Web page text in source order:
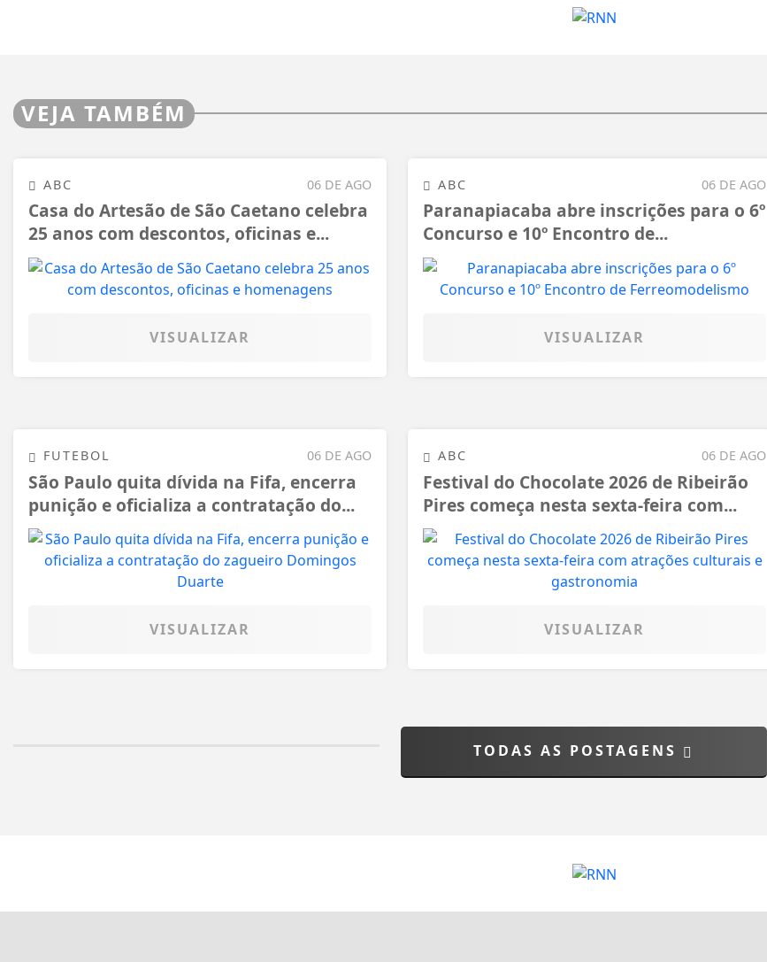
VEJA TAMBÉM
06 DE AGO
ABC
Casa do Artesão de São Caetano celebra
25 anos com descontos, oficinas e...
VISUALIZAR
06 DE AGO
ABC
Paranapiacaba abre inscrições para o 6º
Concurso e 10º Encontro de...
VISUALIZAR
06 DE AGO
FUTEBOL
São Paulo quita dívida na Fifa, encerra
punição e oficializa a contratação do...
VISUALIZAR
06 DE AGO
ABC
Festival do Chocolate 2026 de Ribeirão
Pires começa nesta sexta-feira com...
VISUALIZAR
TODAS AS POSTAGENS